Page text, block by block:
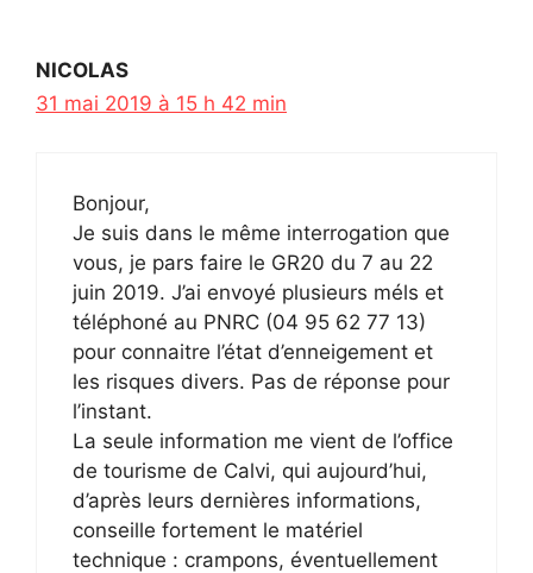
NICOLAS
31 mai 2019 à 15 h 42 min
Bonjour,
Je suis dans le même interrogation que
vous, je pars faire le GR20 du 7 au 22
juin 2019. J’ai envoyé plusieurs méls et
téléphoné au PNRC (04 95 62 77 13)
pour connaitre l’état d’enneigement et
les risques divers. Pas de réponse pour
l’instant.
La seule information me vient de l’office
de tourisme de Calvi, qui aujourd’hui,
d’après leurs dernières informations,
conseille fortement le matériel
technique : crampons, éventuellement